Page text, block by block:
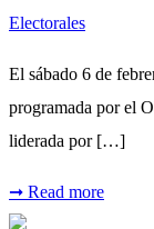
Electorales
El sábado 6 de
programada por el
liderada por […]
➞ Read more